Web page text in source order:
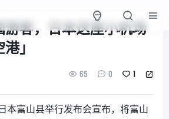
游客，日本这座小机场
」
65 0 1
本富山县举行发布会宣布，将富山